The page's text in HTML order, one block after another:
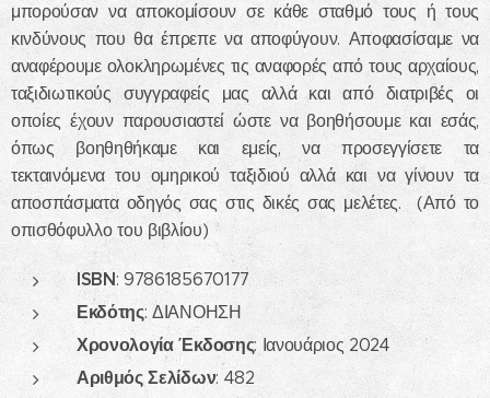
μπορούσαν να αποκομίσουν σε κάθε σταθμό τους ή τους
κινδύνους που θα έπρεπε να αποφύγουν. Αποφασίσαμε να
αναφέρουμε ολοκληρωμένες τις αναφορές από τους αρχαίους,
ταξιδιωτικούς συγγραφείς μας αλλά και από διατριβές οι
οποίες έχουν παρουσιαστεί ώστε να βοηθήσουμε και εσάς,
όπως βοηθηθήκαμε και εμείς, να προσεγγίσετε τα
τεκταινόμενα του ομηρικού ταξιδιού αλλά και να γίνουν τα
αποσπάσματα οδηγός σας στις δικές σας μελέτες. (Από το
οπισθόφυλλο του βιβλίου)
ISBN: 9786185670177
Εκδότης: ΔΙΑΝΟΗΣΗ
Χρονολογία Έκδοσης: Ιανουάριος 2024
Αριθμός Σελίδων: 482